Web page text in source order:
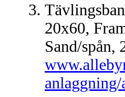
20x60,
Sand/spån,